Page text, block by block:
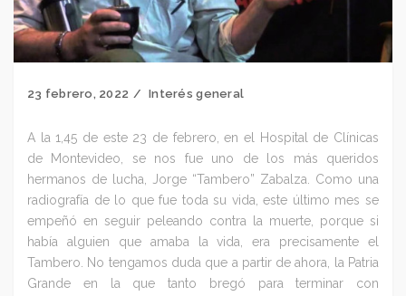
23 febrero, 2022 Interés general
A la 1,45 de este 23 de febrero, en el Hospital de Clínicas
de Montevideo, se nos fue uno de los más queridos
hermanos de lucha, Jorge “Tambero” Zabalza. Como una
radiografía de lo que fue toda su vida, este último mes se
empeñó en seguir peleando contra la muerte, porque si
había alguien que amaba la vida, era precisamente el
Tambero. No tengamos duda que a partir de ahora, la Patria
Grande en la que tanto bregó para terminar con